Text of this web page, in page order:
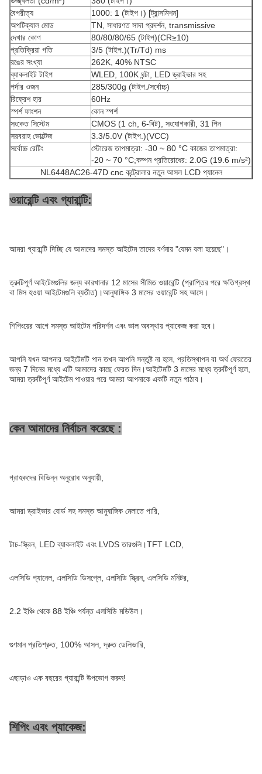
বৈপরীত্য
1000: 1 (টাইপ।) [ট্রান্সমিশন]
অপটিক্যাল মোড
TN, সাধারণত সাদা প্রদর্শন, transmissive
দেখার কোণ
80/80/80/65 (টাইপ)(CR≥10)
প্রতিক্রিয়া গতি
3/5 (টাইপ.)(Tr/Td) ms
রঙের সংখ্যা
262K, 40% NTSC
ব্যাকলাইট টাইপ
WLED, 100K ঘন্টা, LED ড্রাইভার সহ
পর্দার ওজন
285/300g (টাইপ./সর্বোচ্চ)
রিফ্রেশ হার
60Hz
স্পর্শ ফাংশন
কোন স্পর্শ
সংকেত সিস্টেম
CMOS (1 ch, 6-বিট), সংযোগকারী, 31 পিন
সরবরাহ ভোল্টেজ
3.3/5.0V (টাইপ.)(VCC)
সর্বোচ্চ রেটিং
স্টোরেজ তাপমাত্রা: -30 ~ 80 °C কাজের তাপমাত্রা:
-20 ~ 70 °C;কম্পন প্রতিরোধের: 2.0G (19.6 m/s²)
NL6448AC26-47D cnc কন্ট্রোলার নতুন আসল LCD প্যানেল
ওয়ারেন্টি এবং গ্যারান্টি:
আমরা গ্যারান্টি দিচ্ছি যে আমাদের সমস্ত আইটেম তাদের বর্ণনায় "যেমন বলা হয়েছে"।
ত্রুটিপূর্ণ আইটেমগুলির জন্য কারখানার 12 মাসের সীমিত ওয়ারেন্টি (প্রাপ্তির পরে ক্ষতিগ্রস্থ
বা মিস হওয়া আইটেমগুলি ব্যতীত)।আনুষাঙ্গিক 3 মাসের ওয়ারেন্টি সহ আসে।
শিপিংয়ের আগে সমস্ত আইটেম পরিদর্শন এবং ভাল অবস্থায় প্যাকেজ করা হবে।
আপনি যখন আপনার আইটেমটি পান তখন আপনি সন্তুষ্ট না হলে, প্রতিস্থাপন বা অর্থ ফেরতের
জন্য 7 দিনের মধ্যে এটি আমাদের কাছে ফেরত দিন।আইটেমটি 3 মাসের মধ্যে ত্রুটিপূর্ণ হলে,
আমরা ত্রুটিপূর্ণ আইটেম পাওয়ার পরে আমরা আপনাকে একটি নতুন পাঠাব।
কেন আমাদের নির্বাচন করেছে :
গ্রাহকদের বিভিন্ন অনুরোধ অনুযায়ী,
আমরা ড্রাইভার বোর্ড সহ সমস্ত আনুষাঙ্গিক মেলাতে পারি,
টাচ-স্ক্রিন, LED ব্যাকলাইট এবং LVDS তারগুলি।TFT LCD,
এলসিডি প্যানেল, এলসিডি ডিসপ্লে, এলসিডি স্ক্রিন, এলসিডি মনিটর,
2.2 ইঞ্চি থেকে 88 ইঞ্চি পর্যন্ত এলসিডি মডিউল।
গুণমান প্রতিশ্রুত, 100% আসল, দ্রুত ডেলিভারি,
এছাড়াও এক বছরের গ্যারান্টি উপভোগ করুন!
শিপিং এবং প্যাকেজ: